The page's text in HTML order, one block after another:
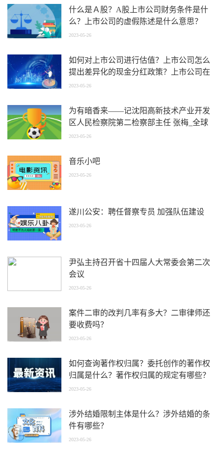
什么是Ａ股？A股上市公司财务条件是什
么？上市公司的虚假陈述是什么意思？
2023-05-26
如何对上市公司进行估值？上市公司怎么
提出差异化的现金分红政策？上市公司在
公司章程中要载明什么内容？
2023-05-26
为有暗香来——记沈阳高新技术产业开发
区人民检察院第二检察部主任 张梅_全球
速讯
2023-05-26
音乐小吧
2023-05-26
遂川公安：聘任督察专员 加强队伍建设
2023-05-26
尹弘主持召开省十四届人大常委会第二次
会议
2023-05-26
案件二审的改判几率有多大？二审律师还
要收费吗？
2023-05-26
如何查询著作权归属？委托创作的著作权
归属是什么？著作权归属的规定有哪些？
2023-05-26
涉外结婚限制主体是什么？涉外结婚的条
件有哪些？
2023-05-26